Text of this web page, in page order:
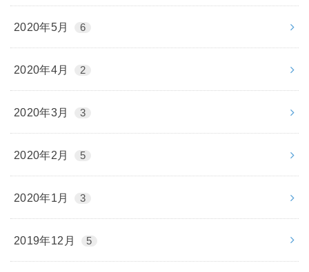
2020年5月 6
2020年4月 2
2020年3月 3
2020年2月 5
2020年1月 3
2019年12月 5